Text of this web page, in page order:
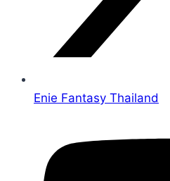
Enie Fantasy Thailand